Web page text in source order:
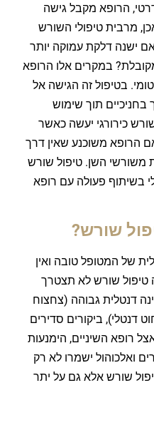
הרופא מקבל גישה
מרבית טיפולי השורש
ישנה דלקת עמוקה יותר
במקרים אלו הרופא
בטיפול זה הגישה אל
תוך שימוש
כירורגי יעשה כאשר
הרופא משוכנע שאין דרך
משורשי השן. טיפול שורש
בשיתוף פעולה עם רופא
שורש?
של המטופל טובה ואין
טיפול שורש לא תצטרך
דנטלית גבוהה (צחצוח
דנטלי), ביקורים סדירים
רופא השיניים, הימנעות
ואלכוהול ישמרו לא רק
שורש אלא גם על יתר